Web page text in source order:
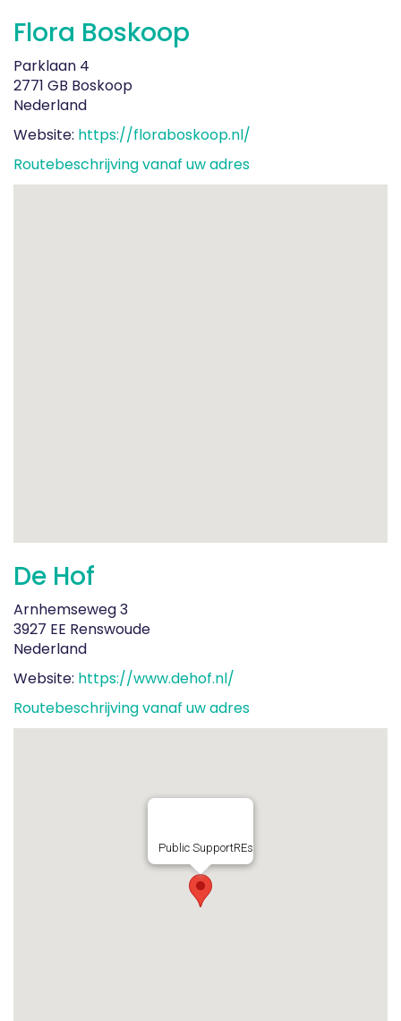
Flora Boskoop
Parklaan 4
2771 GB Boskoop
Nederland
Website: https://floraboskoop.nl/
Routebeschrijving vanaf uw adres
De Hof
Arnhemseweg 3
3927 EE Renswoude
Nederland
Website: https://www.dehof.nl/
Routebeschrijving vanaf uw adres
Public SupportREs